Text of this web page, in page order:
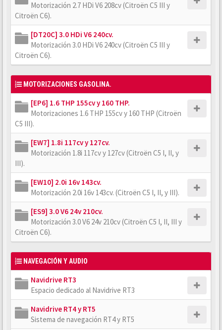
Motorización 2.7 HDi V6 208cv (Citroën C5 III y
Citroën C6).
[DT20C] 3.0 HDi V6 240cv.
Motorización 3.0 HDi V6 240cv (Citroën C5 III y
Citroën C6).
MOTORIZACIONES GASOLINA.
[EP6] 1.6 THP 155cv y 160 THP.
Motorizaciones 1.6 THP 155cv y 160 THP (Citroën
C5 III).
[EW7] 1.8i 117cv y 127cv.
Motorización 1.8i 117cv y 127cv (Citroën C5 I, II, y
III).
[EW10] 2.0i 16v 143cv.
Motorización 2.0i 16v 143cv. (Citroën C5 I, II, y III).
[ES9] 3.0 V6 24v 210cv.
Motorización 3.0 V6 24v 210cv (Citroën C5 I, II, III y
Citroën C6).
NAVEGACIÓN Y AUDIO
Navidrive RT3
Espacio dedicado al Navidrive RT3
Navidrive RT4 y RT5
Sistema de navegación RT4 y RT5